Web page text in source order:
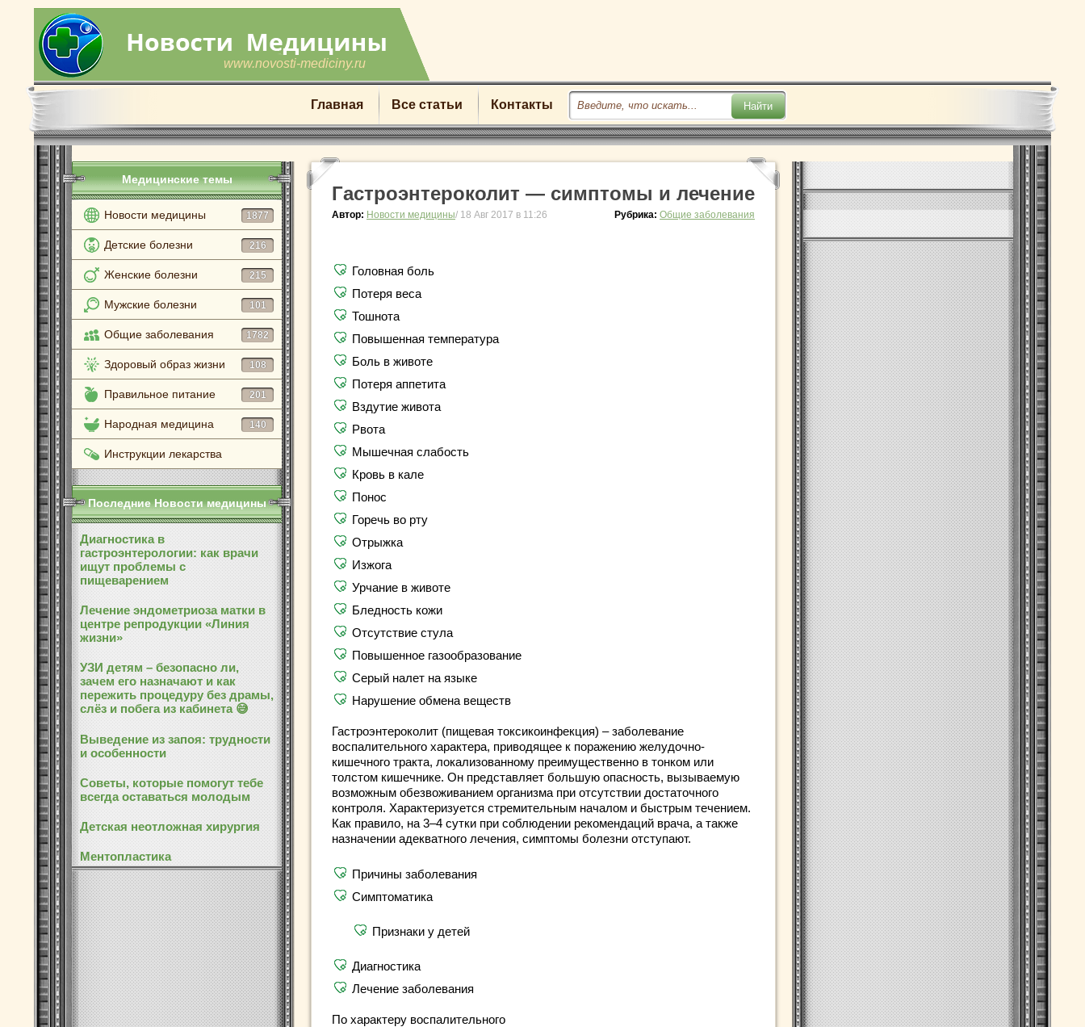
www.novosti-mediciny.ru
Главная Все статьи Контакты
Медицинские темы
Новости медицины 1877
Детские болезни 216
Женские болезни 215
Мужские болезни 101
Общие заболевания 1782
Здоровый образ жизни 108
Правильное питание 201
Народная медицина 140
Инструкции лекарства
Последние Новости медицины
Диагностика в
гастроэнтерологии: как врачи
ищут проблемы с
пищеварением
Лечение эндометриоза матки в
центре репродукции «Линия
жизни»
УЗИ детям – безопасно ли,
зачем его назначают и как
пережить процедуру без драмы,
слёз и побега из кабинета 😅
Выведение из запоя: трудности
и особенности
Советы, которые помогут тебе
всегда оставаться молодым
Детская неотложная хирургия
Ментопластика
Гастроэнтероколит — симптомы и лечение
Автор: Новости медицины/ 18 Авг 2017 в 11:26 Рубрика: Общие заболевания
Головная боль
Потеря веса
Тошнота
Повышенная температура
Боль в животе
Потеря аппетита
Вздутие живота
Рвота
Мышечная слабость
Кровь в кале
Понос
Горечь во рту
Отрыжка
Изжога
Урчание в животе
Бледность кожи
Отсутствие стула
Повышенное газообразование
Серый налет на языке
Нарушение обмена веществ
Гастроэнтероколит (пищевая токсикоинфекция) – заболевание
воспалительного характера, приводящее к поражению желудочно-
кишечного тракта, локализованному преимущественно в тонком или
толстом кишечнике. Он представляет большую опасность, вызываемую
возможным обезвоживанием организма при отсутствии достаточного
контроля. Характеризуется стремительным началом и быстрым течением.
Как правило, на 3–4 сутки при соблюдении рекомендаций врача, а также
назначении адекватного лечения, симптомы болезни отступают.
Причины заболевания
Симптоматика
Признаки у детей
Диагностика
Лечение заболевания
По характеру воспалительного